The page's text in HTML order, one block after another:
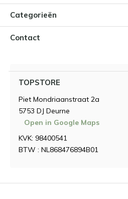
Categorieën
Contact
TOPSTORE
Piet Mondriaanstraat 2a
5753 DJ Deurne
Open in Google Maps
KVK: 98400541
BTW : NL868476894B01